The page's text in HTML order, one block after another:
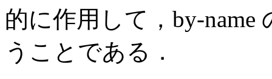
的に作用して，by-
うことである．